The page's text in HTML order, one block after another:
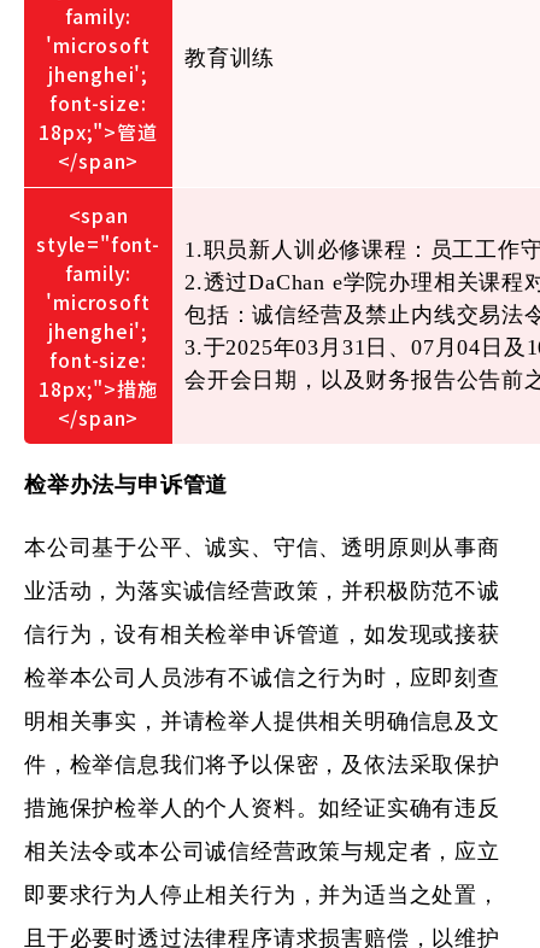
教育训练
1.职员新人训必修课程：员工工作
2.透过DaChan e学院办理相关课
包括：诚信经营及禁止内线交易法
3.于2025年03月31日、07月04日
会开会日期，以及财务报告公告前
检举办法与申诉管道
本公司基于公平、诚实、守信、透明原则从事商
业活动，为落实诚信经营政策，并积极防范不诚
信行为，设有相关检举申诉管道，如发现或接获
检举本公司人员涉有不诚信之行为时，应即刻查
明相关事实，并请检举人提供相关明确信息及文
件，检举信息我们将予以保密，及依法采取保护
措施保护检举人的个人资料。如经证实确有违反
相关法令或本公司诚信经营政策与规定者，应立
即要求行为人停止相关行为，并为适当之处置，
且于必要时透过法律程序请求损害赔偿，以维护